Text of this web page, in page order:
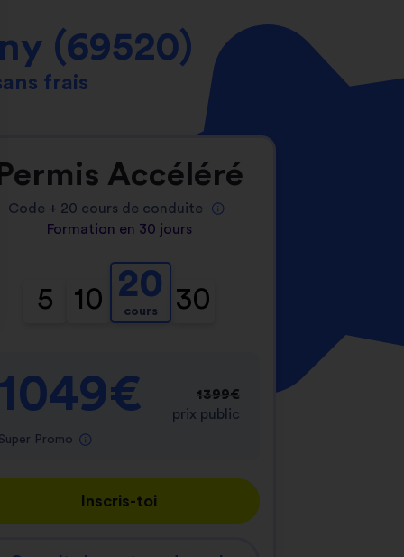
vos paramètres de confidentialité, en
(69520)
frais
Permis Accéléré
Code + 20 cours de conduite
Formation en 30 jours
5 10 20
cours 30
1049€
Super Promo
1399€
prix public
Inscris-toi